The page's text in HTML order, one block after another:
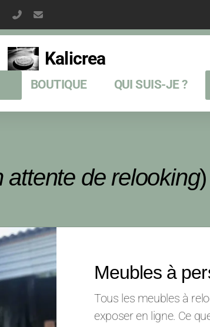
2237 Av Guillaume Dulac, La Ciotat
06 15 51 82 64
Kalicrea
BOUTIQUE QUI SUIS-JE ?
attente de relooking)
Meubles à
Tous les meubles à
exposer en ligne. Ce